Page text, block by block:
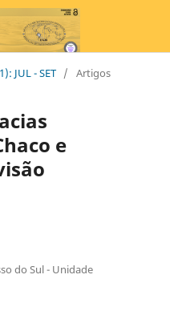
JUL - SET / Artigos
e
do Sul - Unidade